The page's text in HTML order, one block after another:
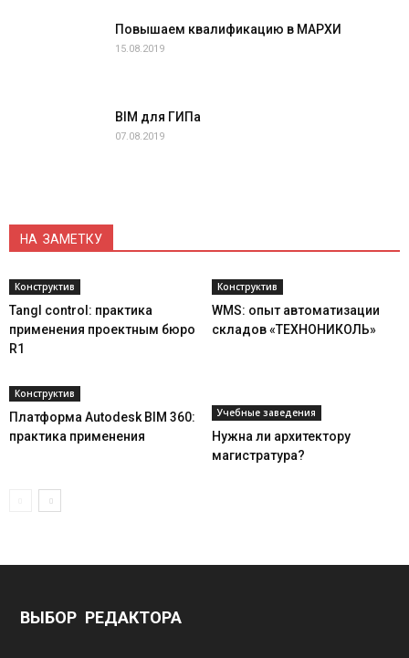
Повышаем квалификацию в МАРХИ
15.08.2019
BIM для ГИПа
07.08.2019
НА ЗАМЕТКУ
Конструктив
Tangl control: практика
применения проектным бюро
R1
Конструктив
WMS: опыт автоматизации
складов «ТЕХНОНИКОЛЬ»
Конструктив
Платформа Autodesk BIM 360:
практика применения
Учебные заведения
Нужна ли архитектору
магистратура?
ВЫБОР РЕДАКТОРА